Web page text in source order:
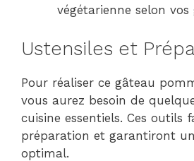
végétarienne selon vos
Ustensiles et
Pour réaliser ce gâteau
vous aurez besoin de
cuisine essentiels. Ces outils
préparation et garantiront
optimal.